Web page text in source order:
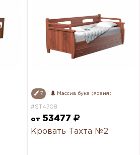
7 Массив бука (ясеня)
#ST4708
от 53477
Кровать Тахта №2